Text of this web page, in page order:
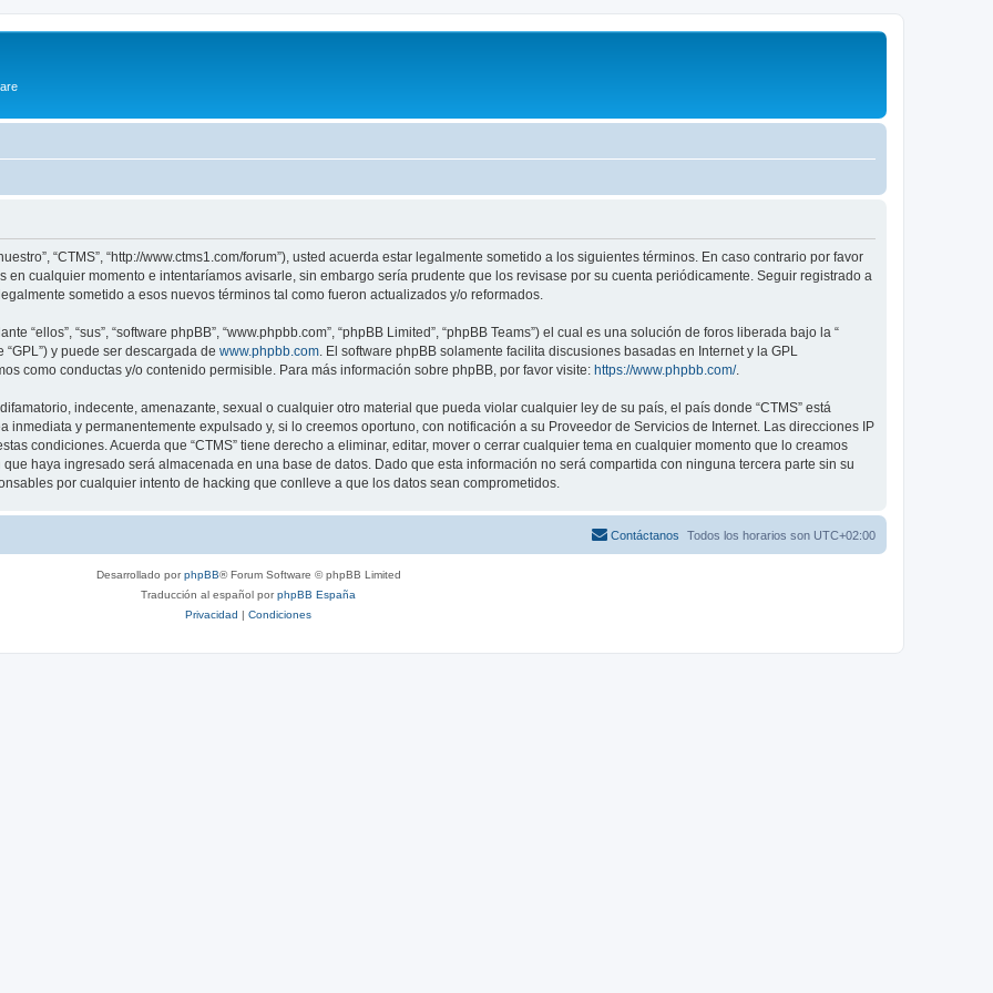
“CTMS”, “http://www.ctms1.com/forum”), usted acuerda estar legalmente sometido a los siguientes términos. En caso contrario por favor
en cualquier momento e intentaríamos avisarle, sin embargo sería prudente que los revisase por su cuenta periódicamente. Seguir registrado a
sometido a esos nuevos términos tal como fueron actualizados y/o reformados.
“ellos”, “sus”, “software phpBB”, “www.phpbb.com”, “phpBB Limited”, “phpBB Teams”) el cual es una solución de foros liberada bajo la “
“GPL”) y puede ser descargada de www.phpbb.com . El software phpBB solamente facilita discusiones basadas en Internet y la GPL
como conductas y/o contenido permisible. Para más información sobre phpBB, por favor visite: https://www.phpbb.com/.
indecente, amenazante, sexual o cualquier otro material que pueda violar cualquier ley de su país, el país donde “CTMS” está
y permanentemente expulsado y, si lo creemos oportuno, con notificación a su Proveedor de Servicios de Internet. Las direcciones IP
condiciones. Acuerda que “CTMS” tiene derecho a eliminar, editar, mover o cerrar cualquier tema en cualquier momento que lo creamos
haya ingresado será almacenada en una base de datos. Dado que esta información no será compartida con ninguna tercera parte sin su
por cualquier intento de hacking que conlleve a que los datos sean comprometidos.
Todos los horarios son UTC+02:00
Contáctanos
Desarrollado porphpBB® Forum Software © phpBB Limited
Traducción al español porphpBB España
Privacidad | Condiciones